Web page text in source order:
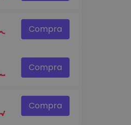
Compra
Compra
Compra